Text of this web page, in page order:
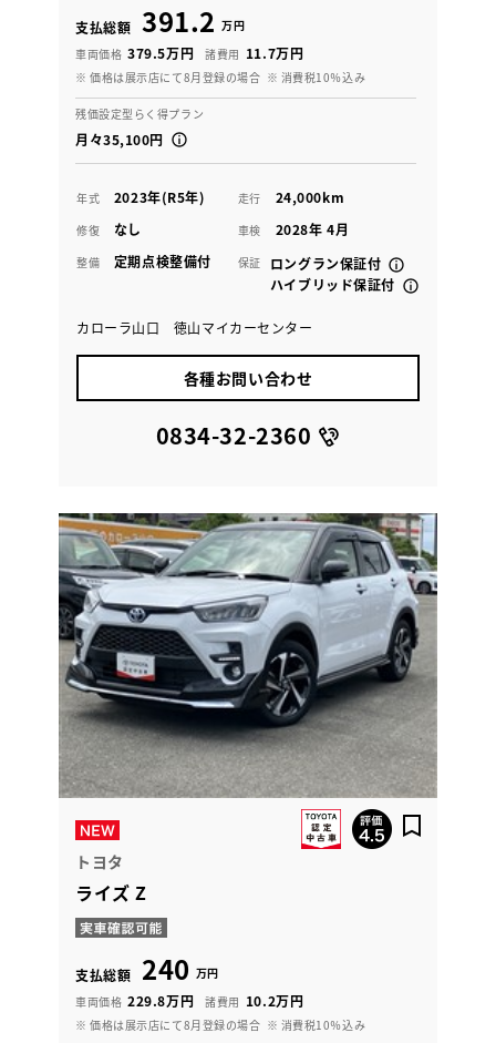
支払総額 391.2 万円
車両価格 379.5万円 諸費用 11.7万円
※ 価格は展示店にて8月登録の場合 ※ 消費税10％込み
残価設定型らく得プラン
月々35,100円
年式 2023年(R5年) 走行 24,000km
修復 なし 車検 2028年 4月
整備 定期点検整備付 保証
ロングラン保証付
ハイブリッド保証付
カローラ山口 徳山マイカーセンター
各種お問い合わせ
0834-32-2360
トヨタ
ライズ Z
支払総額 240 万円
車両価格 229.8万円 諸費用 10.2万円
※ 価格は展示店にて8月登録の場合 ※ 消費税10％込み